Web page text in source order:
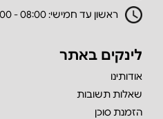
ראשון עד חמישי: 08:00 - 18:00
לינקים באתר
אודותינו
שאלות תשובות
הזמנת סוכן